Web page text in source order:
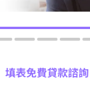
填表免費貸款諮詢